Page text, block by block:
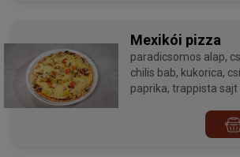
Mexikói pizza
paradicsomos alap, csirke gyros hús,
chilis bab, kukorica, csípős pepperoni